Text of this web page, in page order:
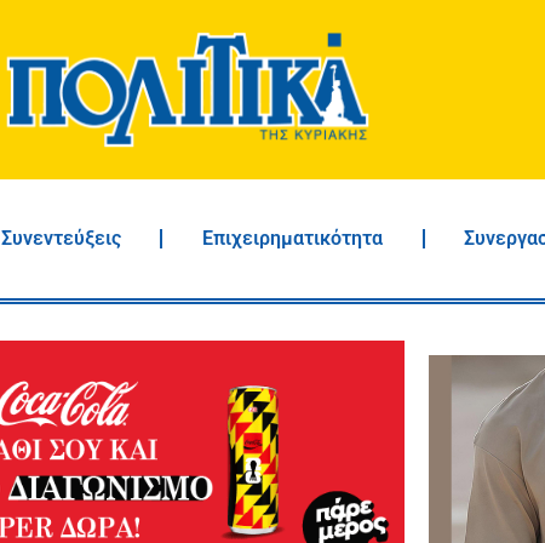
Συνεντεύξεις Επιχειρηματικότητα